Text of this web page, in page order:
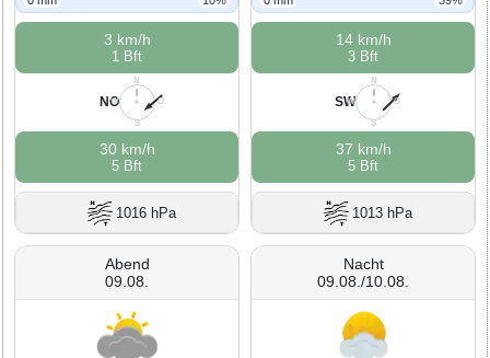
3 km/h
1 Bft
N
O
S
W
NO
30 km/h
5 Bft
1016 hPa
14 km/h
3 Bft
N
O
S
W
SW
37 km/h
5 Bft
1013 hPa
Abend
09.08.
Nacht
09.08./10.08.